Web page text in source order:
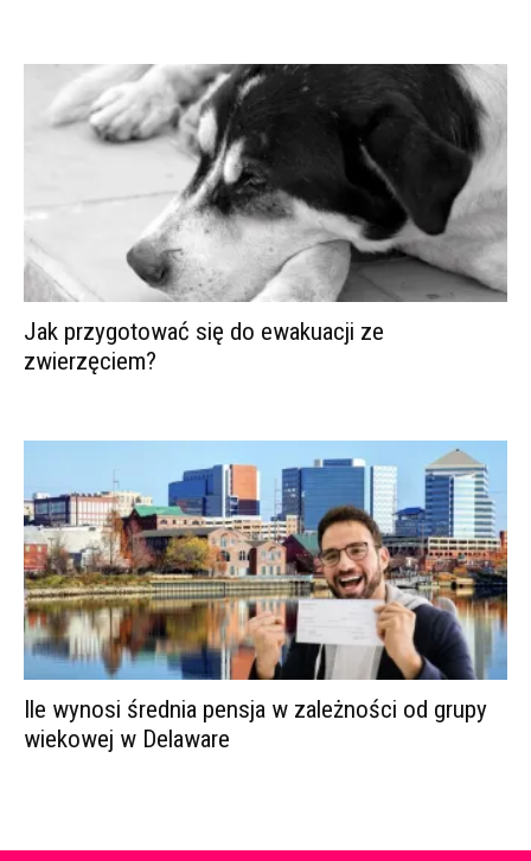
Jak przygotować się do ewakuacji ze
zwierzęciem?
Ile wynosi średnia pensja w zależności od grupy
wiekowej w Delaware